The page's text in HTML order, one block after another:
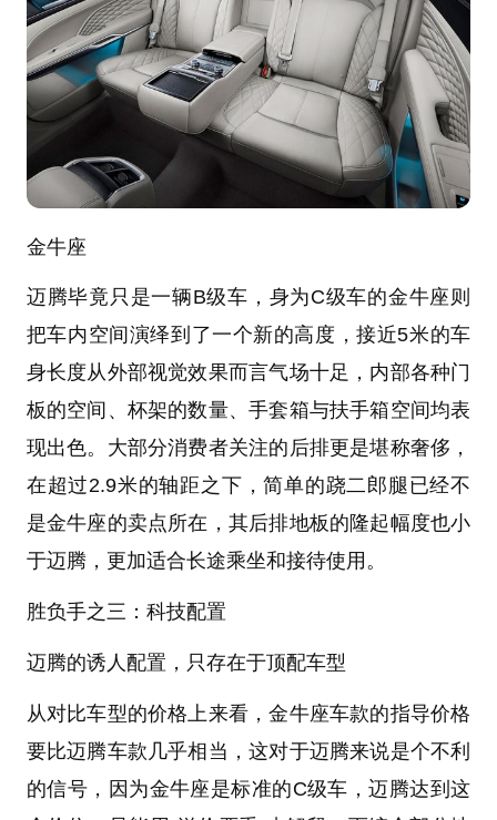
金牛座
迈腾毕竟只是一辆B级车，身为C级车的金牛座则
把车内空间演绎到了一个新的高度，接近5米的车
身长度从外部视觉效果而言气场十足，内部各种门
板的空间、杯架的数量、手套箱与扶手箱空间均表
现出色。大部分消费者关注的后排更是堪称奢侈，
在超过2.9米的轴距之下，简单的跷二郎腿已经不
是金牛座的卖点所在，其后排地板的隆起幅度也小
于迈腾，更加适合长途乘坐和接待使用。
胜负手之三：科技配置
迈腾的诱人配置，只存在于顶配车型
从对比车型的价格上来看，金牛座车款的指导价格
要比迈腾车款几乎相当，这对于迈腾来说是个不利
的信号，因为金牛座是标准的C级车，迈腾达到这